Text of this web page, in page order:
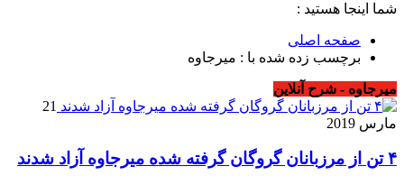
شما اینجا هستید :
صفحه اصلی
برچسب زده شده با : میرجاوه
میرجاوه - شرح آنلاین
21
مارس 2019
۴ تن از مرزبانان گروگان گرفته شده میرجاوه آزاد شدند